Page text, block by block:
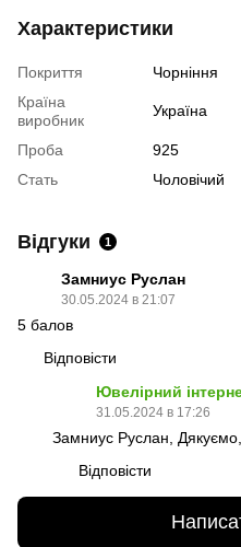
Характеристики
Покриття
Чорніння
Країна
виробник
Україна
Проба
925
Стать
Чоловічий
Відгуки 1
Замниус Руслан
30.05.2024 в 21:07
5 балов
Відповісти
Ювелірний
31.05.2024 в 17:26
Замниус Руслан,
Відповісти